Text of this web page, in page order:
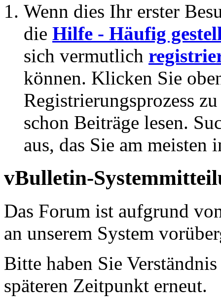
Wenn dies Ihr erster
die Hilfe - Häufig
sich vermutlich
können. Klicken Sie
Registrierungsprozess
schon Beiträge lesen.
aus, das Sie am meisten
vBulletin-
Das Forum ist aufgrund
an unserem System
Bitte haben Sie
späteren Zeitpunkt erneut.